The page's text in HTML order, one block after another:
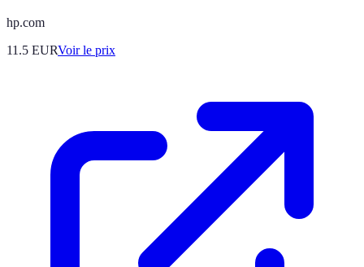
hp.com
11.5 EURVoir le prix